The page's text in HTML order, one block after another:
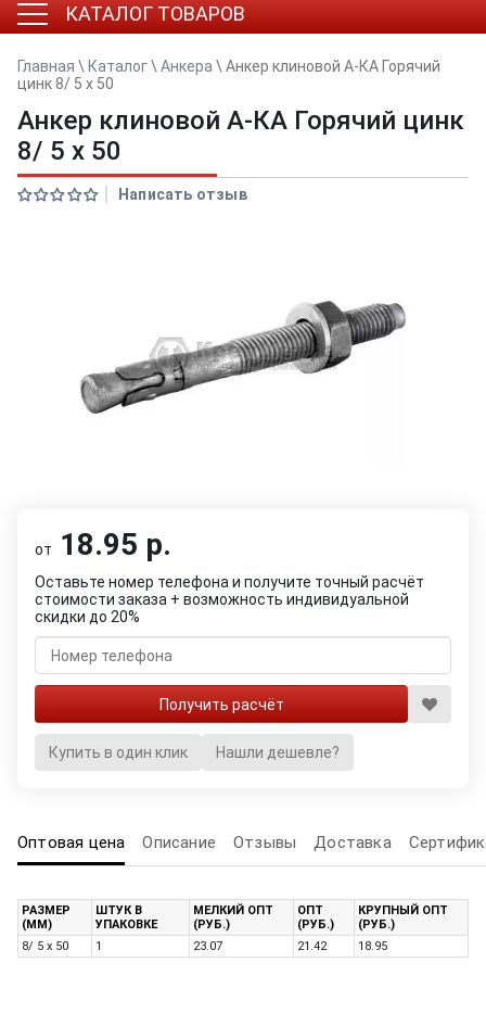
КАТАЛОГ ТОВАРОВ
Главная \ Каталог\ Анкера \ Анкер клиновой А-КА Горячий
цинк 8/ 5 x 50
Анкер клиновой А-КА Горячий цинк
8/ 5 x 50
Написать отзыв
от 18.95 р.
Оставьте номер телефона и получите точный расчёт
стоимости заказа + возможность индивидуальной
скидки до 20%
Купить в один клик Нашли дешевле?
Оптовая цена Описание Отзывы Доставка
РАЗМЕР
(ММ)
ШТУК В
УПАКОВКЕ
МЕЛКИЙ ОПТ
(РУБ.)
ОПТ
(РУБ.)
КРУПНЫЙ ОПТ
(РУБ.)
8/ 5 x 50
1 23.07 21.42 18.95